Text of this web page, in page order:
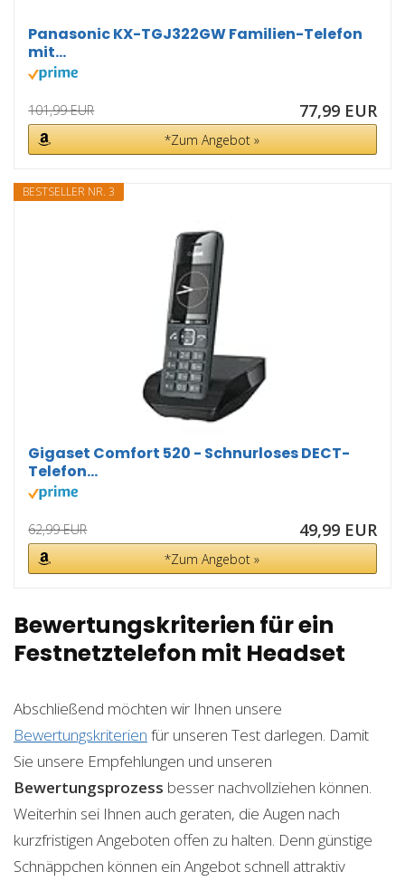
Panasonic KX-TGJ322GW Familien-Telefon
mit...
101,99 EUR 77,99 EUR
*Zum Angebot »
BESTSELLER NR. 3
Gigaset Comfort 520 - Schnurloses DECT-
Telefon...
62,99 EUR 49,99 EUR
*Zum Angebot »
Bewertungskriterien für ein
Festnetztelefon mit Headset
Abschließend möchten wir Ihnen unsere
Bewertungskriterien für unseren Test darlegen. Damit
Sie unsere Empfehlungen und unseren
Bewertungsprozess besser nachvollziehen können.
Weiterhin sei Ihnen auch geraten, die Augen nach
kurzfristigen Angeboten offen zu halten. Denn günstige
Schnäppchen können ein Angebot schnell attraktiv